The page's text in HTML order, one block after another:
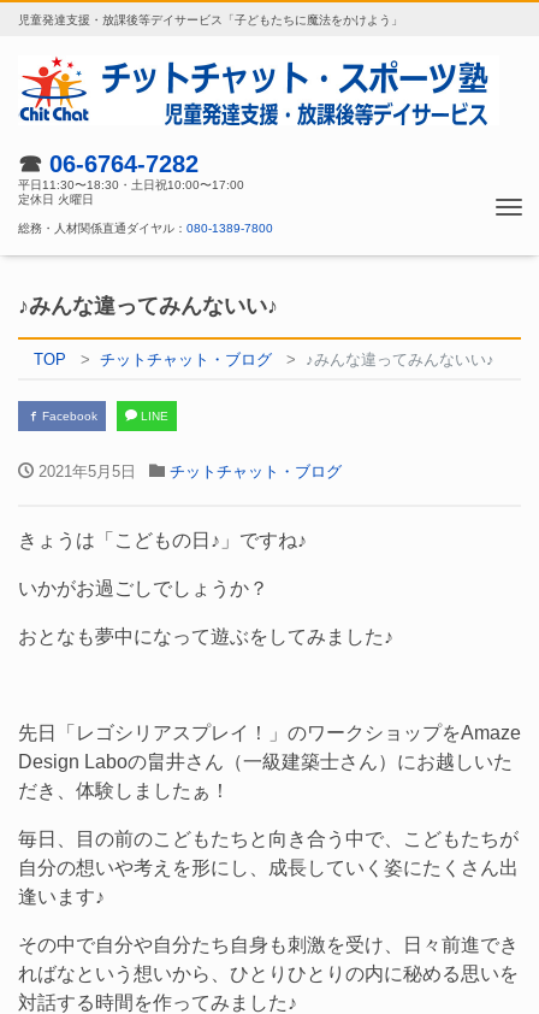
児童発達支援・放課後等デイサービス「子どもたちに魔法をかけよう」
☎ 06-6764-7282
平日11:30〜18:30・土日祝10:00〜17:00
定休日 火曜日
総務・人材関係直通ダイヤル： 080-1389-7800
♪みんな違ってみんないい♪
TOP チットチャット・ブログ ♪みんな違ってみんないい♪
Facebook LINE
2021年5月5日 チットチャット・ブログ
きょうは「こどもの日♪」ですね♪
いかがお過ごしでしょうか？
おとなも夢中になって遊ぶをしてみました♪
先日「レゴシリアスプレイ！」のワークショップをAmaze
Design Laboの畠井さん（一級建築士さん）にお越しいた
だき、体験しましたぁ！
毎日、目の前のこどもたちと向き合う中で、こどもたちが
自分の想いや考えを形にし、成長していく姿にたくさん出
逢います♪
その中で自分や自分たち自身も刺激を受け、日々前進でき
ればなという想いから、ひとりひとりの内に秘める思いを
対話する時間を作ってみました♪